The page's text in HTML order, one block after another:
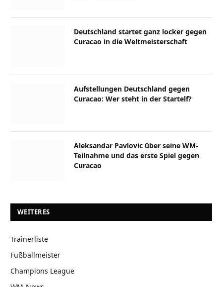
Deutschland startet ganz locker gegen
Curacao in die Weltmeisterschaft
Aufstellungen Deutschland gegen
Curacao: Wer steht in der Startelf?
Aleksandar Pavlovic über seine WM-
Teilnahme und das erste Spiel gegen
Curacao
WEITERES
Trainerliste
Fußballmeister
Champions League